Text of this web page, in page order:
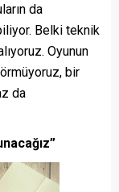
da
Belki teknik
Oyunun
bir
da